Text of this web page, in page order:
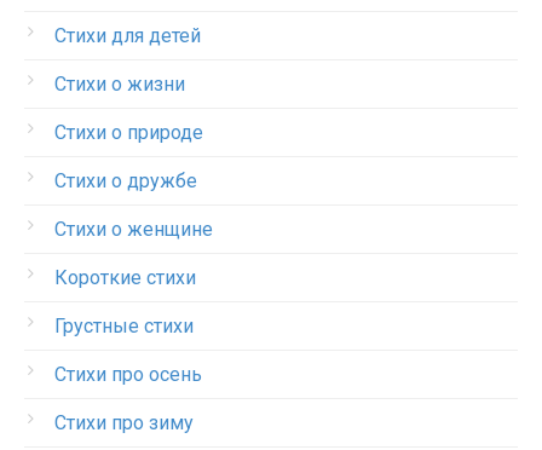
Стихи для детей
Стихи о жизни
Стихи о природе
Стихи о дружбе
Стихи о женщине
Короткие стихи
Грустные стихи
Стихи про осень
Стихи про зиму